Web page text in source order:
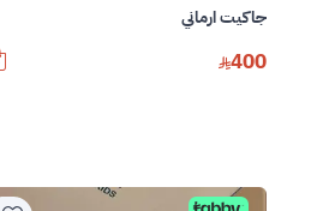
جاكيت ارماني
400